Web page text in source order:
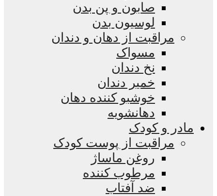
صابون و پن بدن
لوسیون بدن
مراقبت از دهان و دندان
مسواک
نخ دندان
خمیر دندان
خوشبو کننده دهان
دهانشویه
مادر و کودک
مراقبت از پوست کودک
روغن ماساژ
مرطوب کننده
ضد آفتاب